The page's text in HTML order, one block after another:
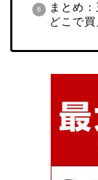
まとめ
どこで